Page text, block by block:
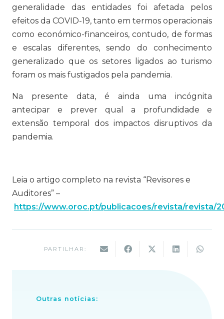
generalidade das entidades foi afetada pelos
efeitos da COVID-19, tanto em termos operacionais
como económico-financeiros, contudo, de formas
e escalas diferentes, sendo do conhecimento
generalizado que os setores ligados ao turismo
foram os mais fustigados pela pandemia.
Na presente data, é ainda uma incógnita
antecipar e prever qual a profundidade e
extensão temporal dos impactos disruptivos da
pandemia.
Leia o artigo completo na revista “Revisores e
Auditores” –
https://www.oroc.pt/publicacoes/revista/revista/
PARTILHAR:
Outras notícias: